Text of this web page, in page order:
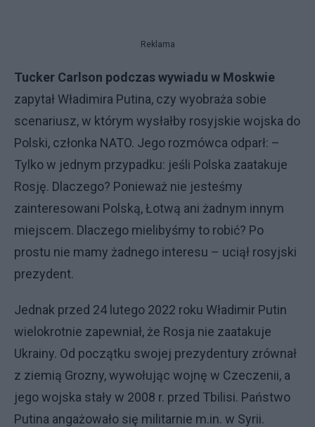
Reklama
Tucker Carlson podczas wywiadu w Moskwie
zapytał Władimira Putina, czy wyobraża sobie
scenariusz, w którym wysłałby rosyjskie wojska do
Polski, członka NATO. Jego rozmówca odparł: –
Tylko w jednym przypadku: jeśli Polska zaatakuje
Rosję. Dlaczego? Ponieważ nie jesteśmy
zainteresowani Polską, Łotwą ani żadnym innym
miejscem. Dlaczego mielibyśmy to robić? Po
prostu nie mamy żadnego interesu – uciął rosyjski
prezydent.
Jednak przed 24 lutego 2022 roku Władimir Putin
wielokrotnie zapewniał, że Rosja nie zaatakuje
Ukrainy. Od początku swojej prezydentury zrównał
z ziemią Grozny, wywołując wojnę w Czeczenii, a
jego wojska stały w 2008 r. przed Tbilisi. Państwo
Putina angażowało się militarnie m.in. w Syrii.